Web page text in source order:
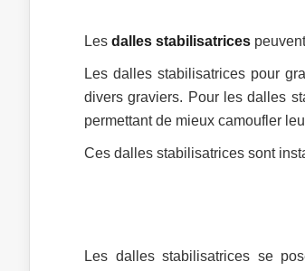
Les dalles stabilisatrices
Les dalles stabilisatrices pour
divers graviers. Pour les dalles
permettant de mieux camoufler
Ces dalles stabilisatrices sont
Les dalles stabilisatrices se